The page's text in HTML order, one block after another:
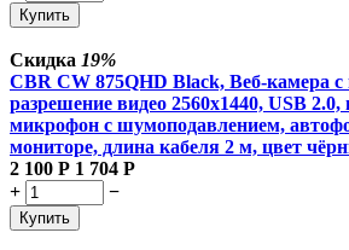
Купить
Скидка 19%
CBR CW 875QHD Black, Веб-камера
разрешение видео 2560х1440, USB
микрофон с шумоподавлением,
мониторе, длина кабеля 2 м, цвет
2 100 Р 1 704 Р
+
−
Купить